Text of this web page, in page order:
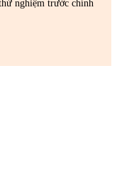
nghiệm trước chính